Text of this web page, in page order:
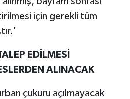
için gerekli tüm
EDİLMESİ
ALINACAK
çukuru açılmayacak